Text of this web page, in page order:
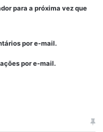
para a próxima vez que
por e-mail.
por e-mail.